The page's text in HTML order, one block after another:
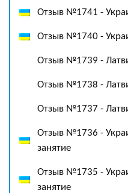
Отзыв №1741 -
Отзыв №1740 -
Отзыв №1739 -
Отзыв №1738 -
Отзыв №1737 -
Отзыв №1736 -
занятие
Отзыв №1735 -
занятие